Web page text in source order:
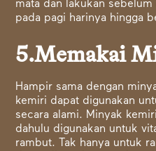
mata dan lakukan
pada pagi harinya hingga
5.Memakai
Hampir sama dengan
kemiri dapat digunakan
secara alami. Minyak
dahulu digunakan untuk
rambut. Tak hanya untuk